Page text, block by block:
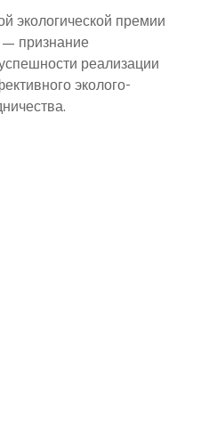
экологической премии
признание
реализации
эколого-